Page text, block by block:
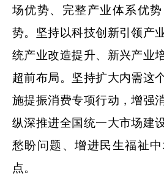
场优势、完整产业体系优
势。坚持以科技创新引领产
统产业改造提升、新兴产业
超前布局。坚持扩大内需这
施提振消费专项行动，增强
纵深推进全国统一大市场建
愁盼问题、增进民生福祉
点。